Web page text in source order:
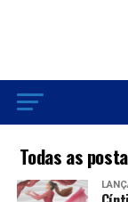
Todas as